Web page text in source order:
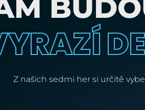
Z našich sedmi her si určitě